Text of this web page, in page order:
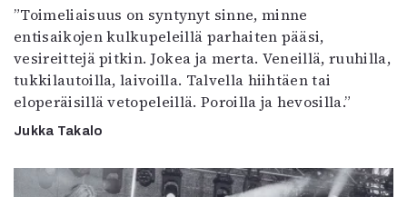
”Toimeliaisuus on syntynyt sinne, minne
entisaikojen kulkupeleillä parhaiten pääsi,
vesireittejä pitkin. Jokea ja merta. Veneillä, ruuhilla,
tukkilautoilla, laivoilla. Talvella hiihtäen tai
eloperäisillä vetopeleillä. Poroilla ja hevosilla.”
Jukka Takalo